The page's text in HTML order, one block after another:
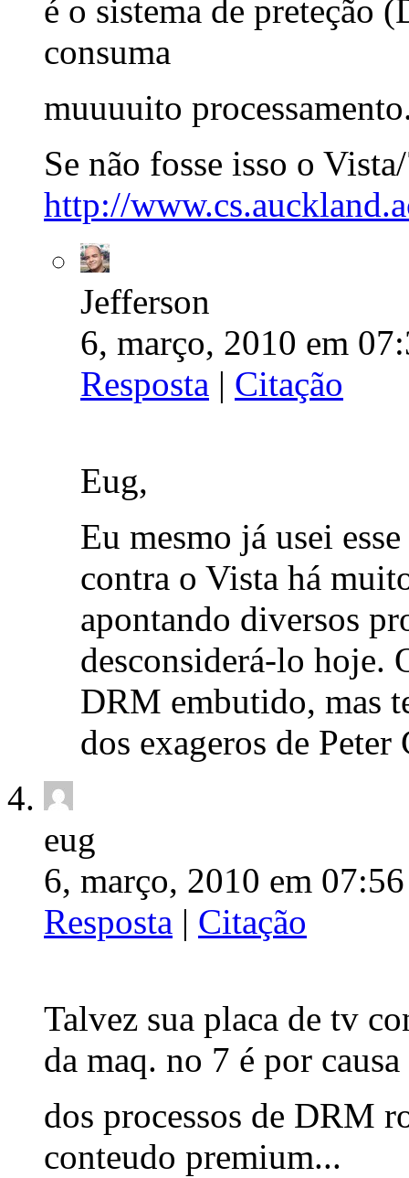
é o sistema de preteção
consuma
muuuuito
Se não fosse isso o
http://
Jefferson
6, março, 2010 em
Resposta | Citação
Eug,
Eu mesmo já usei
contra o Vista há
apontando diversos
desconsiderá-lo hoje.
DRM embutido, mas
dos exageros de Peter
eug
6, março, 2010 em
Resposta | Citação
Talvez sua placa de tv
da maq. no 7 é por causa
dos processos de DRM
conteudo premium...